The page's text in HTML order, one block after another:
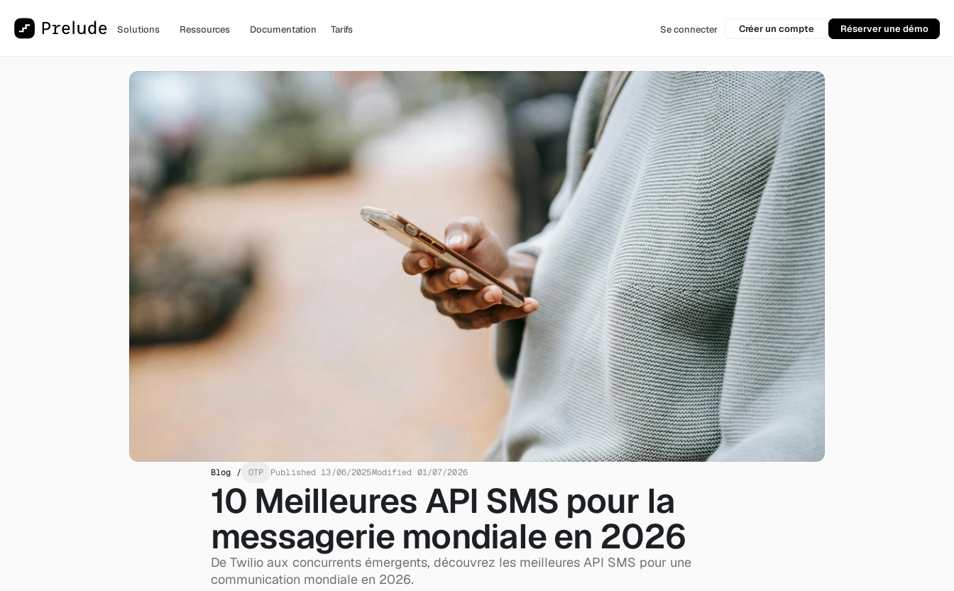
Solutions Ressources Documentation Tarifs Se connecter Créer un compte Réserver une démo
Blog / OTP Published 13/06/2025Modified 01/07/2026
10 Meilleures API SMS pour la
messagerie mondiale en 2026
De Twilio aux concurrents émergents, découvrez les meilleures API SMS pour une
communication mondiale en 2026.